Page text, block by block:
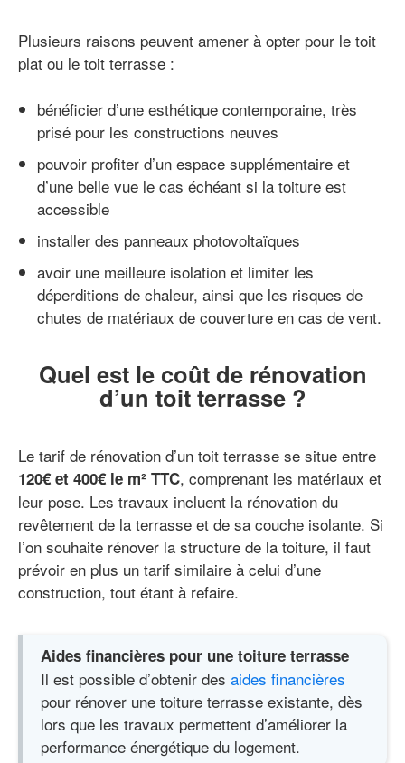
Plusieurs raisons peuvent amener à opter pour le toit
plat ou le toit terrasse :
bénéficier d’une esthétique contemporaine, très
prisé pour les constructions neuves
pouvoir profiter d’un espace supplémentaire et
d’une belle vue le cas échéant si la toiture est
accessible
installer des panneaux photovoltaïques
avoir une meilleure isolation et limiter les
déperditions de chaleur, ainsi que les risques de
chutes de matériaux de couverture en cas de vent.
Quel est le coût de rénovation
d’un toit terrasse ?
Le tarif de rénovation d’un toit terrasse se situe entre
120€ et 400€ le m² TTC, comprenant les matériaux et
leur pose. Les travaux incluent la rénovation du
revêtement de la terrasse et de sa couche isolante. Si
l’on souhaite rénover la structure de la toiture, il faut
prévoir en plus un tarif similaire à celui d’une
construction, tout étant à refaire.
Aides financières pour une toiture terrasse
Il est possible d’obtenir des aides financières
pour rénover une toiture terrasse existante, dès
lors que les travaux permettent d’améliorer la
performance énergétique du logement.